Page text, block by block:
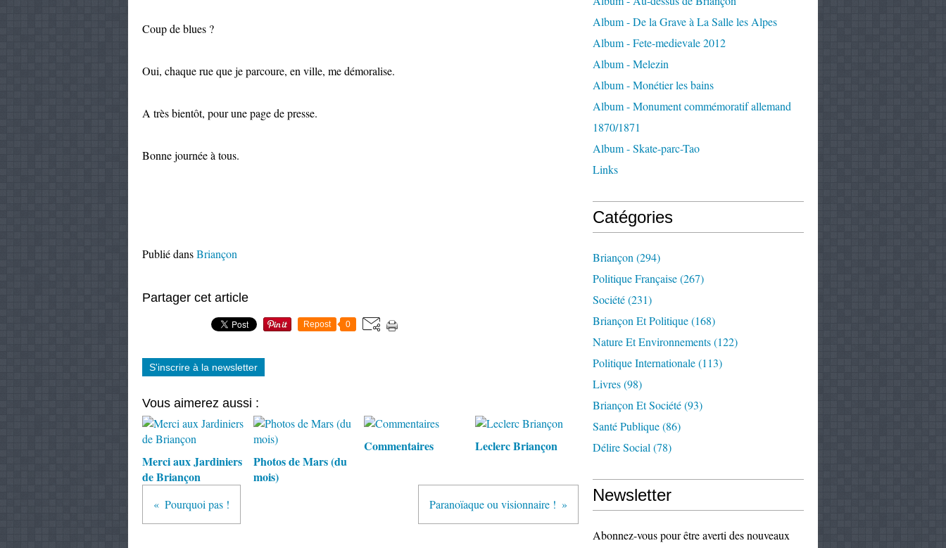
Coup de blues ?
Oui, chaque rue que je parcoure, en ville, me démoralise.
A très bientôt, pour une page de presse.
Bonne journée à tous.
Publié dansBriançon
Partager cet article
Repost 0
S'inscrire à la newsletter
Vous aimerez aussi :
Merci aux Jardiniers
de Briançon
Photos de Mars (du
mois)
Commentaires Leclerc Briançon
Pourquoi pas ! Paranoïaque ou visionnaire !
Album - De la Grave à La Salle les Alpes
Album - Fete-medievale 2012
Album - Melezin
Album - Monétier les bains
Album - Monument commémoratif allemand
1870/1871
Album - Skate-parc-Tao
Links
Catégories
Briançon (294)
Politique Française(267)
Société(231)
Briançon Et Politique(168)
Nature Et Environnements(122)
Politique Internationale(113)
Livres(98)
Briançon Et Société(93)
Santé Publique(86)
Délire Social (78)
Newsletter
Abonnez-vous pour être averti des nouveaux